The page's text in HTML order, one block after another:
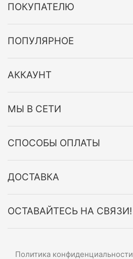
ПОКУПАТЕЛЮ
ПОПУЛЯРНОЕ
АККАУНТ
МЫ В СЕТИ
СПОСОБЫ ОПЛАТЫ
ДОСТАВКА
ОСТАВАЙТЕСЬ НА СВЯЗИ!
Политика конфиденциальности